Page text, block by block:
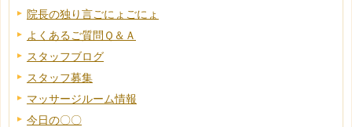
院長の独り言ごにょごにょ
よくあるご質問Ｑ＆Ａ
スタッフブログ
スタッフ募集
マッサージルーム情報
今日の〇〇